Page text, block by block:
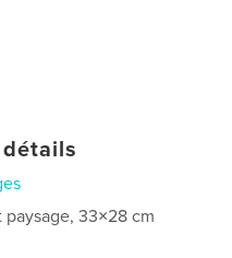
paysage, 33×28 cm